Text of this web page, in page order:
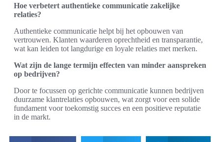
Hoe verbetert authentieke communicatie zakelijke
relaties?
Authentieke communicatie helpt bij het opbouwen van
vertrouwen. Klanten waarderen oprechtheid en transparantie,
wat kan leiden tot langdurige en loyale relaties met merken.
Wat zijn de lange termijn effecten van minder aanspreken
op bedrijven?
Door te focussen op gerichte communicatie kunnen bedrijven
duurzame klantrelaties opbouwen, wat zorgt voor een solide
fundament voor toekomstig succes en een positieve reputatie
in de markt.